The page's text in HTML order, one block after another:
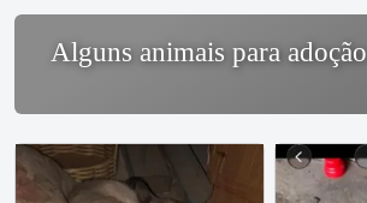
Alguns animais para adoção